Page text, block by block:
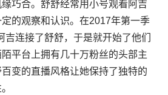
巧合。舒舒经常用小号观看阿吉
的观察和认识。在2017年第一季
连接了舒舒，于是就开始了他们
平台上拥有几十万粉丝的头部主
变的直播风格让她保持了独特的